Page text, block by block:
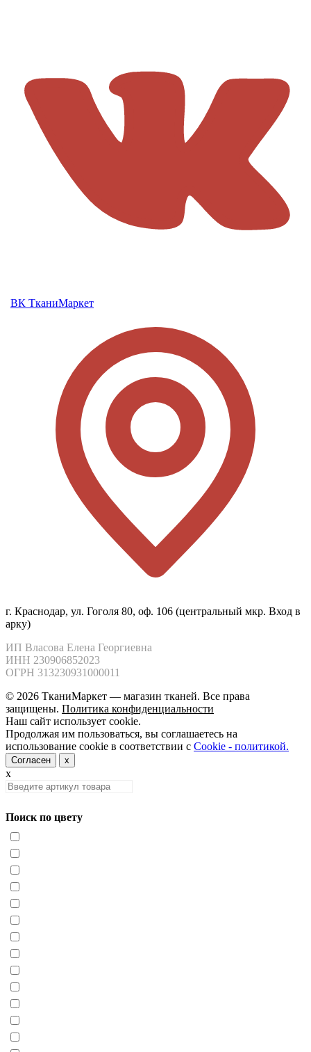
ВК ТканиМаркет
г. Краснодар, ул. Гоголя 80, оф. 106 (центральный мкр. Вход в
арку)
ИП Власова Елена Георгиевна
ИНН 230906852023
ОГРН 313230931000011
© 2026 ТканиМаркет — магазин тканей. Все права
защищены. Политика конфиденциальности
Наш сайт использует cookie.
Продолжая им пользоваться, вы соглашаетесь на
использование cookie в соответствии с Cookie - политикой.
Согласен x
x
Поиск по цвету